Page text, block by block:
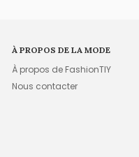
À PROPOS DE LA MODE
À propos de FashionTIY
Nous contacter